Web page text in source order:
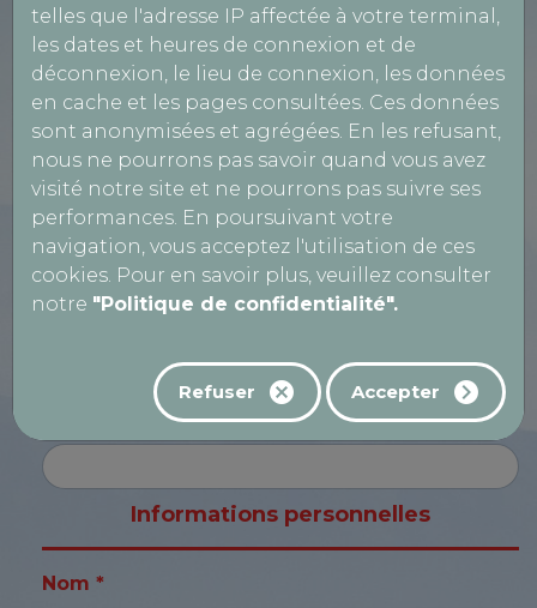
telles que l'adresse IP affectée à votre terminal,
les dates et heures de connexion et de
déconnexion, le lieu de connexion, les données
en cache et les pages consultées. Ces données
sont anonymisées et agrégées. En les refusant,
nous ne pourrons pas savoir quand vous avez
visité notre site et ne pourrons pas suivre ses
performances. En poursuivant votre
navigation, vous acceptez l'utilisation de ces
cookies. Pour en savoir plus, veuillez consulter
notre "Politique de confidentialité".
Refuser Accepter
Type de prestation *
VL
Nom de la société *
Numéro TVA
Informations personnelles
Nom *